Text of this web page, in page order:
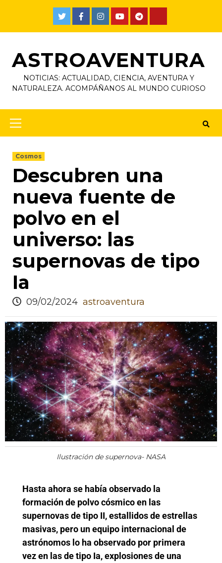
ASTROAVENTURA
NOTICIAS: ACTUALIDAD, CIENCIA, AVENTURA Y
NATURALEZA. ACOMPÁÑANOS AL MUNDO CURIOSO
Cosmos
Descubren una
nueva fuente de
polvo en el
universo: las
supernovas de tipo
Ia
09/02/2024 astroaventura
Ilustración de supernova- NASA
Hasta ahora se había observado la
formación de polvo cósmico en las
supernovas de tipo II, estallidos de estrellas
masivas, pero un equipo internacional de
astrónomos lo ha observado por primera
vez en las de tipo Ia, explosiones de una